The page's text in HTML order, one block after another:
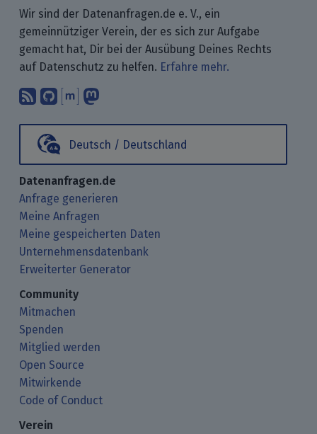
Wir sind der Datenanfragen.de e. V., ein
gemeinnütziger Verein, der es sich zur Aufgabe
gemacht hat, Dir bei der Ausübung Deines Rechts
auf Datenschutz zu helfen. Erfahre mehr.
Abonniere unsere Blogbeiträge mit
Finde uns bei GitHub.
Unterhalte Dich mit uns über
Deutsch / Deutschland
Datenanfragen.de
Anfrage generieren
Meine Anfragen
Meine gespeicherten Daten
Unternehmensdatenbank
Erweiterter Generator
Community
Mitmachen
Spenden
Mitglied werden
Open Source
Mitwirkende
Code of Conduct
Verein